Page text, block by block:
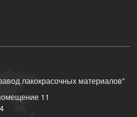
лакокрасочных материалов"
11